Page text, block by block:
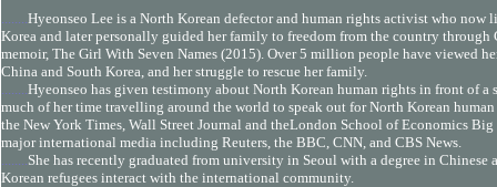
........Hyeonseo Lee is a North Korean defector and human rights activist who now
Korea and later personally guided her family to freedom from the country
memoir, The Girl With Seven Names (2015). Over 5 million people have viewed
China and South Korea, and her struggle to rescue her family.
........Hyeonseo has given testimony about North Korean human rights in front of
much of her time travelling around the world to speak out for North Korean
the New York Times, Wall Street Journal and theLondon School of Economics
major international media including Reuters, the BBC, CNN, and CBS News.
........She has recently graduated from university in Seoul with a degree in
Korean refugees interact with the international community.